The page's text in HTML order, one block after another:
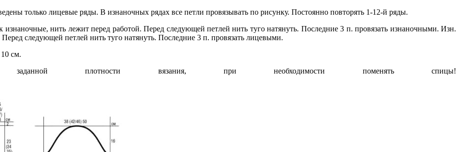
только лицевые ряды. В изнаночных рядах все петли провязывать по рисунку. Постоянно повторять 1-12-й ряды.
изнаночные, нить лежит перед работой. Перед следующей петлей нить туго натянуть. Последние 3 п. провязать изнаночными. Изн.
следующей петлей нить туго натянуть. Последние 3 п. провязать лицевыми.
см.
заданной плотности вязания, при необходимости поменять спицы!